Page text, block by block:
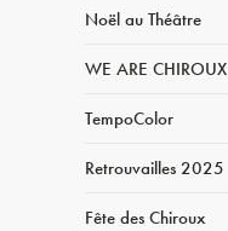
Noël au Théâtre
WE ARE CHIROUX
TempoColor
Retrouvailles 2025
Fête des Chiroux